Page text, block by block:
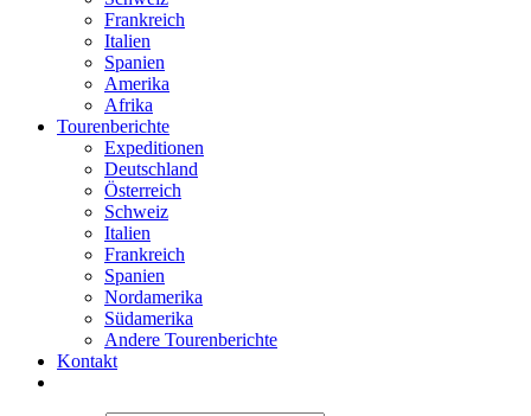
Frankreich
Italien
Spanien
Amerika
Afrika
Tourenberichte
Expeditionen
Deutschland
Österreich
Schweiz
Italien
Frankreich
Spanien
Nordamerika
Südamerika
Andere Tourenberichte
Kontakt